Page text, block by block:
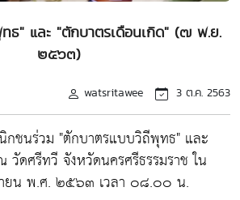
ธ" และ "ตักบาตรเดือนเกิด" (๗ พ.ย.
๒๕๖๓)
watsritawee 3 ต.ค. 2563
ชนร่วม "ตักบาตรแบบวิถีพุทธ" และ
วัดศรีทวี จังหวัดนครศรีธรรมราช ใน
ยน พ.ศ. ๒๕๖๓ เวลา ๐๘.๐๐ น.